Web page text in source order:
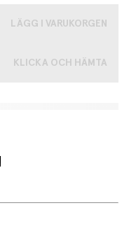
LÄGG I VARUKORGEN
KLICKA OCH HÄMTA